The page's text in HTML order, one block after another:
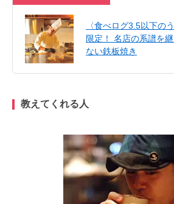
〈食べログ3.5以下の
限定！ 名店の系譜を
ない鉄板焼き
教えてくれる人